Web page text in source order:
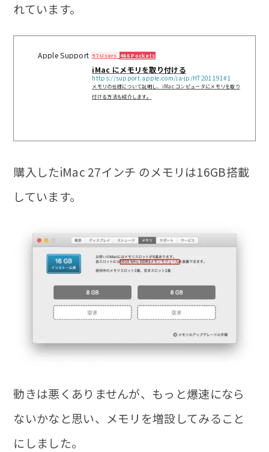
れています。
Apple Support 97 Users 466 Pockets
iMac にメモリを取り付ける
https://support.apple.com/ja-jp/HT201191#1
メモリの仕様について説明し、iMac コンピュータにメモリを取り
付ける方法も紹介します。
購入したiMac 27インチ のメモリは16GB搭載
しています。
動きは悪くありませんが、もっと爆速になら
ないかなと思い、メモリを増設してみること
にしました。